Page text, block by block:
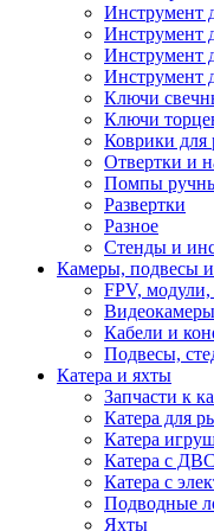
Инструмент
Инструмент
Инструмент
Инструмент
Ключи
Ключи
Коврики для
Отвертки и
Помпы
Развертки
Разное
Стенды и
Камеры, подвесы
FPV,
Видеокамеры
Кабели и
Подвесы,
Катера и яхты
Запчасти к
Катера для
Катера
Катера с ДВС
Катера с
Подводные
Яхты